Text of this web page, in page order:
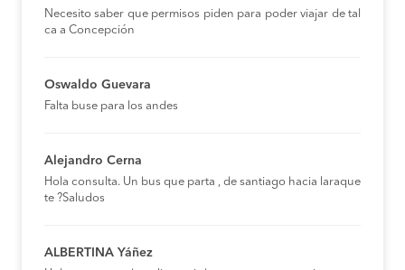
Necesito saber que permisos piden para poder viajar de tal
ca a Concepción
Oswaldo Guevara
Falta buse para los andes
Alejandro Cerna
Hola consulta. Un bus que parta , de santiago hacia laraque
te ?Saludos
ALBERTINA Yáñez